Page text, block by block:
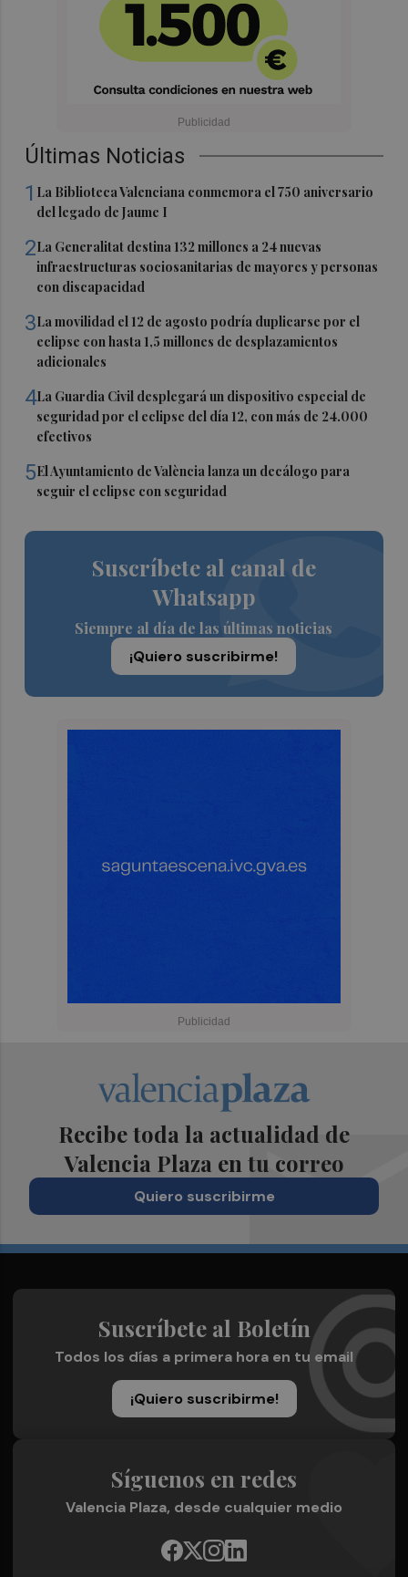
Últimas Noticias
1 La Biblioteca Valenciana conmemora el 750 aniversario
del legado de Jaume I
2La Generalitat destina 132 millones a 24 nuevas
infraestructuras sociosanitarias de mayores y personas
con discapacidad
3La movilidad el 12 de agosto podría duplicarse por el
eclipse con hasta 1,5 millones de desplazamientos
adicionales
4La Guardia Civil desplegará un dispositivo especial de
seguridad por el eclipse del día 12, con más de 24.000
efectivos
5El Ayuntamiento de València lanza un decálogo para
seguir el eclipse con seguridad
Suscríbete al canal de
Whatsapp
Siempre al día de las últimas noticias
¡Quiero suscribirme!
Recibe toda la actualidad de
Valencia Plaza en tu correo
Quiero suscribirme
Suscríbete al Boletín
Todos los días a primera hora en tu email
¡Quiero suscribirme!
Síguenos en redes
Valencia Plaza, desde cualquier medio